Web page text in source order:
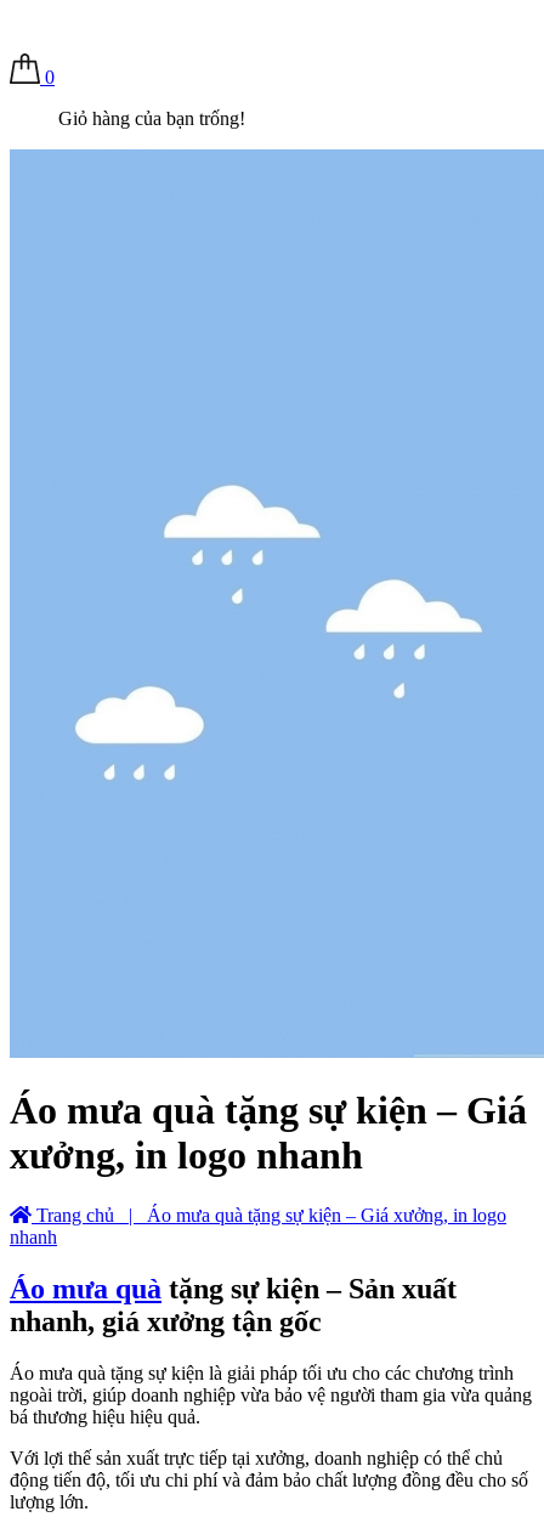
0
Giỏ hàng của bạn trống!
Áo mưa quà tặng sự kiện – Giá
xưởng, in logo nhanh
Trang chủ
| Áo mưa quà tặng sự kiện – Giá xưởng, in logo
nhanh
Áo mưa quà tặng sự kiện – Sản xuất
nhanh, giá xưởng tận gốc
Áo mưa quà tặng sự kiện là giải pháp tối ưu cho các chương trình
ngoài trời, giúp doanh nghiệp vừa bảo vệ người tham gia vừa quảng
bá thương hiệu hiệu quả.
Với lợi thế sản xuất trực tiếp tại xưởng, doanh nghiệp có thể chủ
động tiến độ, tối ưu chi phí và đảm bảo chất lượng đồng đều cho số
lượng lớn.